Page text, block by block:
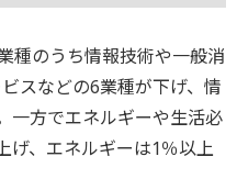
種のうち情報技術や一般消
スなどの6業種が下げ、情
一方でエネルギーや生活必
げ、エネルギーは1％以上